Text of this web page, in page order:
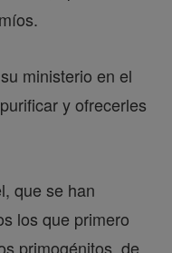
ministerio en el
y ofrecerles
que se han
los que primero
primogénitos, de